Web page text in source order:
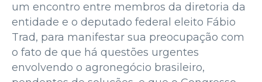
um encontro entre membros da diretoria da
entidade e o deputado federal eleito Fábio
Trad, para manifestar sua preocupação com
o fato de que há questões urgentes
envolvendo o agronegócio brasileiro,